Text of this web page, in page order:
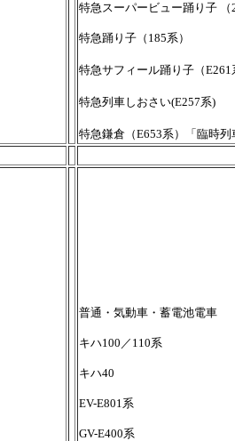
特急スーパービュー踊り子 （
特急踊り子（185系）
特急サフィール踊り子（E261
特急列車しおさい(E257系)
特急鎌倉（E653系）「臨時列
普通・気動車・蓄電池電車
キハ100／110系
キハ40
EV-E801系
GV-E400系